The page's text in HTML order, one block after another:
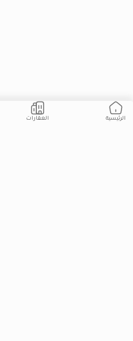
الرئيسية العقارات